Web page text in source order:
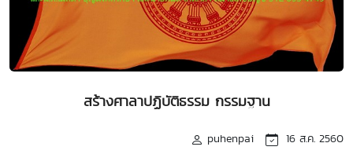
สร้างศาลาปฏิบัติธรรม กรรมฐาน
puhenpai 16 ส.ค. 2560